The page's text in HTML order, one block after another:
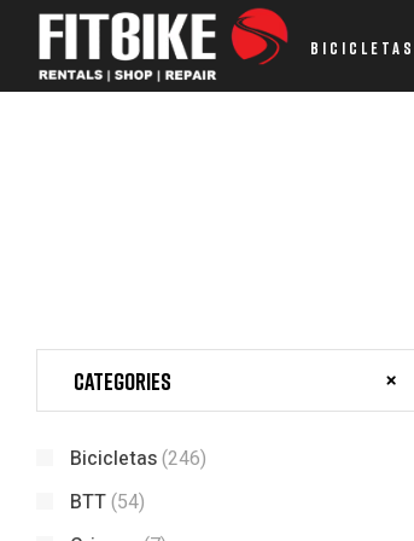
BICICLETAS
Home Page Produtos etiquetados com “SCARP”
Categories
Bicicletas(246)
BTT(54)